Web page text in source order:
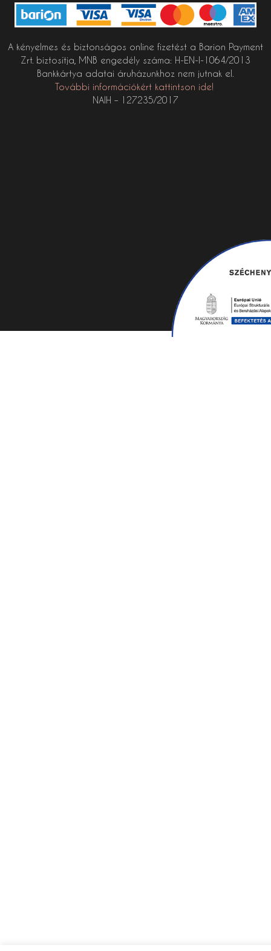
A kényelmes és biztonságos online fizetést a Barion Payment
Zrt. biztosítja, MNB engedély száma: H-EN-I-1064/2013
Bankkártya adatai áruházunkhoz nem jutnak el.
További információkért kattintson ide!
NAIH – 127235/2017